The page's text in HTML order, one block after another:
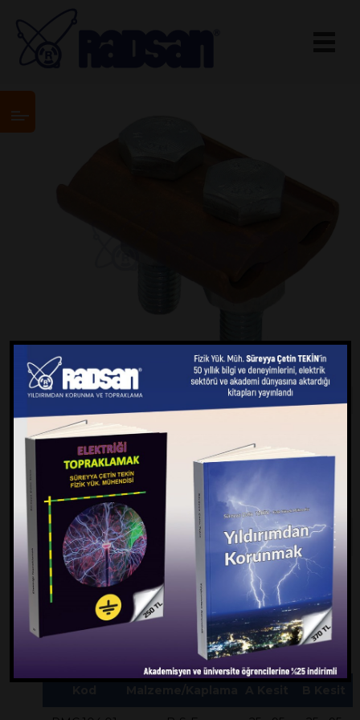
DOKÜMAN
TS EN 62561
Bu ürünün kalite belgesi için lütfen mail
atınız.
Paralel PMC Bağlantı
Elemanları